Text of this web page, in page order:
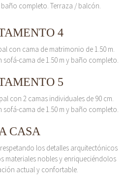
completo. Terraza / balcón.
4
con cama de matrimonio de 1.50 m.
cama de 1.50 m y baño completo.
5
con 2 camas individuales de 90 cm.
cama de 1.50 m y baño completo.
CASA
los detalles arquitectónicos
materiales nobles y enriqueciéndolos
actual y confortable.